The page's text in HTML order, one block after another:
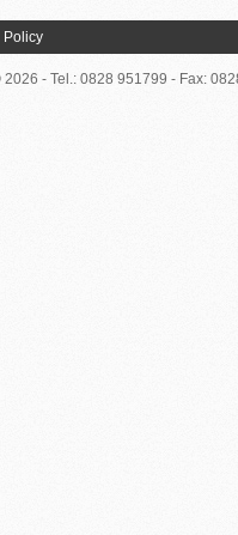
Policy
2026 - Tel.: 0828 951799 - Fax: